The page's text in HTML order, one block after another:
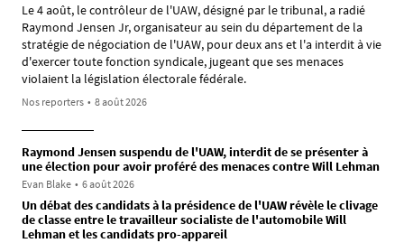
Le 4 août, le contrôleur de l'UAW, désigné par le tribunal, a radié
Raymond Jensen Jr, organisateur au sein du département de la
stratégie de négociation de l'UAW, pour deux ans et l'a interdit à vie
d'exercer toute fonction syndicale, jugeant que ses menaces
violaient la législation électorale fédérale.
Nos reporters • 8 août 2026
Raymond Jensen suspendu de l'UAW, interdit de se présenter à
une élection pour avoir proféré des menaces contre Will Lehman
Evan Blake • 6 août 2026
Un débat des candidats à la présidence de l'UAW révèle le clivage
de classe entre le travailleur socialiste de l'automobile Will
Lehman et les candidats pro-appareil